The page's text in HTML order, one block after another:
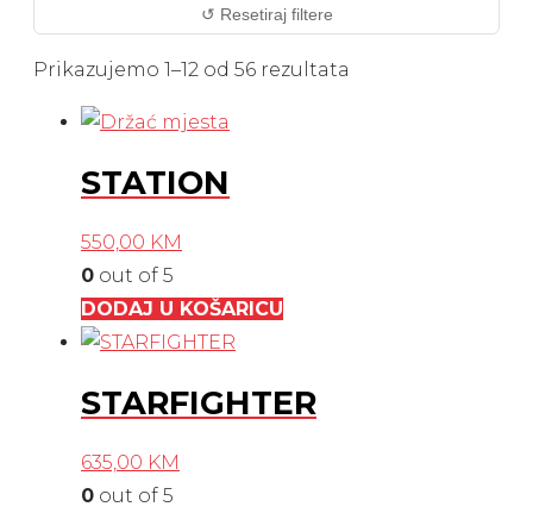
↺ Resetiraj filtere
Prikazujemo 1–12 od 56 rezultata
STATION
550,00 KM
0 out of 5
DODAJ U KOŠARICU
STARFIGHTER
635,00 KM
0 out of 5